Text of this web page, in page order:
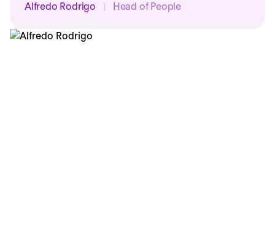
Alfredo Rodrigo Head of People